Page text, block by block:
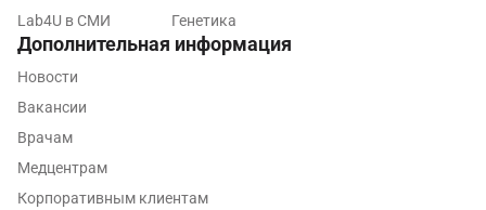
Одинцово
Омск
Орел
Орехово-Зуево
Lab4U в СМИ
Генетика
Дополнительная информация
Новости
Вакансии
Врачам
Медцентрам
Корпоративным клиентам